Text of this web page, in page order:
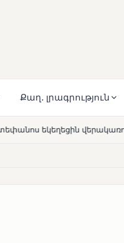
Քաղ. լրագրություն
է Կարապետյան